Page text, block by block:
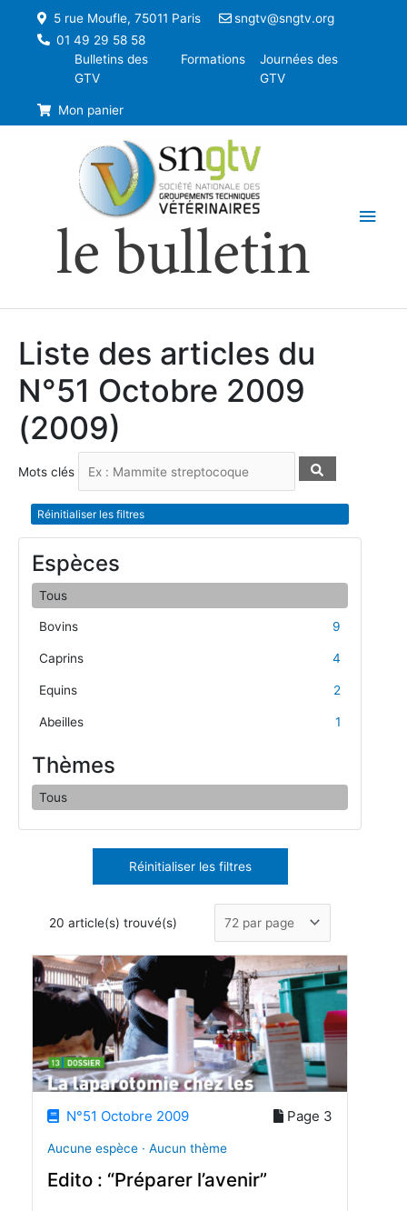
5 rue Moufle, 75011 Paris
sngtv@sngtv.org
01 49 29 58 58
Bulletins des
GTV
Formations
Journées des
GTV
Mon panier
le bulletin
Liste des articles du
N°51 Octobre 2009
(2009)
Mots clés
Réinitialiser les filtres
Espèces
Tous
Bovins 9
Caprins 4
Equins 2
Abeilles 1
Thèmes
Tous
Réinitialiser les filtres
20 article(s) trouvé(s)
N°51 Octobre 2009 Page 3
Aucune espèce · Aucun thème
Edito : “Préparer l’avenir”